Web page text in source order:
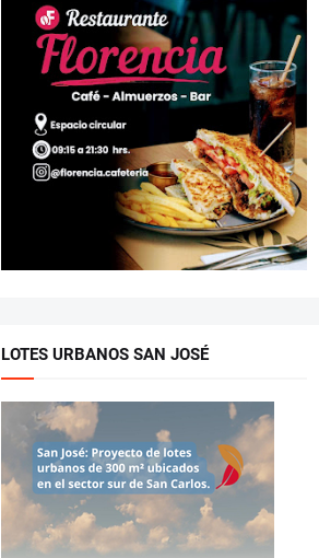
LOTES URBANOS SAN JOSÉ